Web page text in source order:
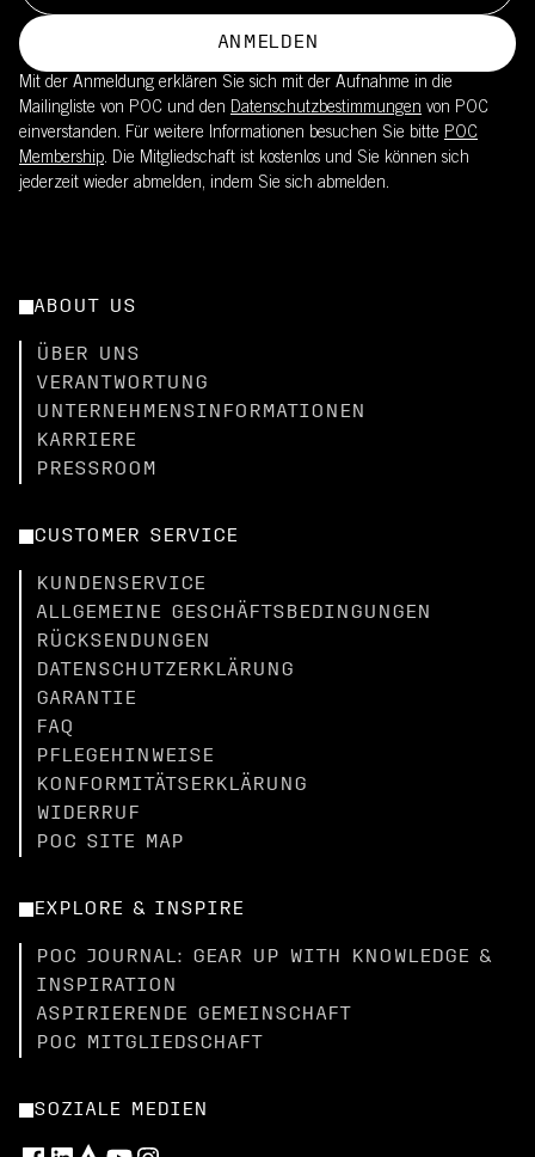
ANMELDEN
Mit der Anmeldung erklären Sie sich mit der Aufnahme in die
Mailingliste von POC und den Datenschutzbestimmungen von POC
einverstanden. Für weitere Informationen besuchen Sie bitte POC
Membership. Die Mitgliedschaft ist kostenlos und Sie können sich
jederzeit wieder abmelden, indem Sie sich abmelden.
ABOUT US
ÜBER UNS
VERANTWORTUNG
UNTERNEHMENSINFORMATIONEN
KARRIERE
PRESSROOM
CUSTOMER SERVICE
KUNDENSERVICE
ALLGEMEINE GESCHÄFTSBEDINGUNGEN
RÜCKSENDUNGEN
DATENSCHUTZERKLÄRUNG
GARANTIE
FAQ
PFLEGEHINWEISE
KONFORMITÄTSERKLÄRUNG
WIDERRUF
POC SITE MAP
EXPLORE & INSPIRE
POC JOURNAL: GEAR UP WITH KNOWLEDGE &
INSPIRATION
ASPIRIERENDE GEMEINSCHAFT
POC MITGLIEDSCHAFT
SOZIALE MEDIEN